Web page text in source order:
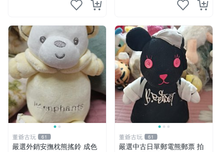
董爺古玩 61
嚴選外銷安撫枕熊搖鈴 成色
董爺古玩 61
嚴選中古日單郵電熊郵票 拍